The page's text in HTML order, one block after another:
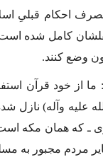
مصرف احكام قبلىِ
عقلشان كامل شده
ما از خود قرآن
علیه وآله) نازل
ـ كه همان مكه
مردم مجبور به